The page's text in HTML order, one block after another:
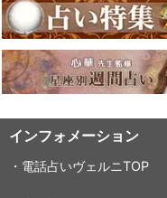
インフォメーション
・電話占いヴェルニTOP